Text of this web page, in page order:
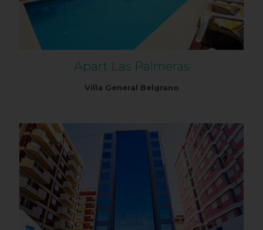
Apart Las Palmeras
Villa General Belgrano